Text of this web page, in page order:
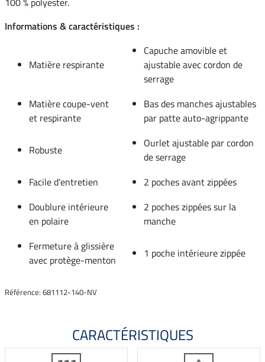
Informations & caractéristiques :
Matière respirante
Capuche amovible et
ajustable avec cordon de
serrage
Matière coupe-vent
et respirante
Bas des manches ajustables
par patte auto-agrippante
Robuste
Ourlet ajustable par cordon
de serrage
Facile d'entretien
2 poches avant zippées
Doublure intérieure
en polaire
2 poches zippées sur la
manche
Fermeture à glissière
avec protège-menton
1 poche intérieure zippée
Référence: 681112-140-NV
CARACTÉRISTIQUES